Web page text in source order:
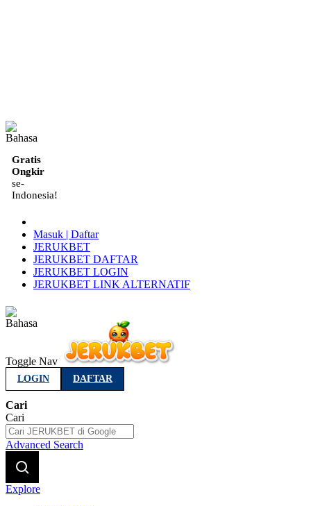
Gratis
Ongkir
se-
Indonesia!
Masuk | Daftar
JERUKBET
JERUKBET DAFTAR
JERUKBET LOGIN
JERUKBET LINK ALTERNATIF
Toggle Nav
LOGIN DAFTAR
Cari
Cari
Advanced Search
Explore